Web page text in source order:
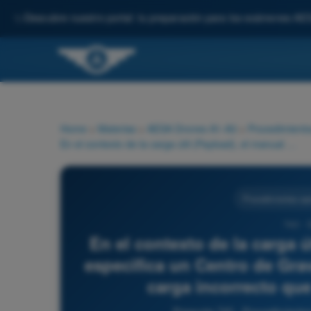
Descubre nuestro portal: tu preparación para los exámenes
Home Materias AESA Drones A1-A3
En el contexto de la carga
especifica un Centro de
carga incorrecto